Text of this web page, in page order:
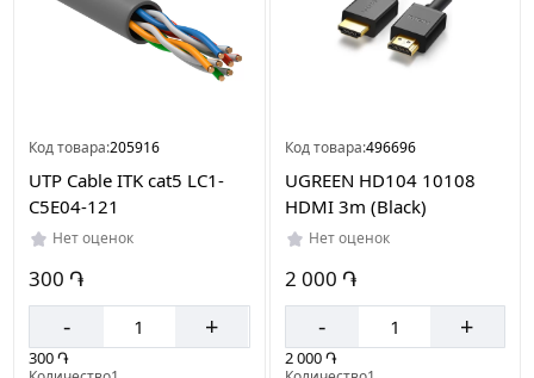
Код товара:205916
UTP Cable ITK cat5 LC1-
C5E04-121
Нет оценок
300 ֏
- +
300 ֏
Код товара:496696
UGREEN HD104 10108
HDMI 3m (Black)
Нет оценок
2 000 ֏
- +
2 000 ֏